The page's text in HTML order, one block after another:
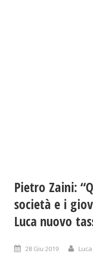
Pietro Zaini:
società e i
Luca nuovo
28 Giu 2019